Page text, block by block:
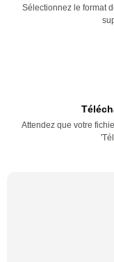
Sélectionnez le format
Attendez que votre